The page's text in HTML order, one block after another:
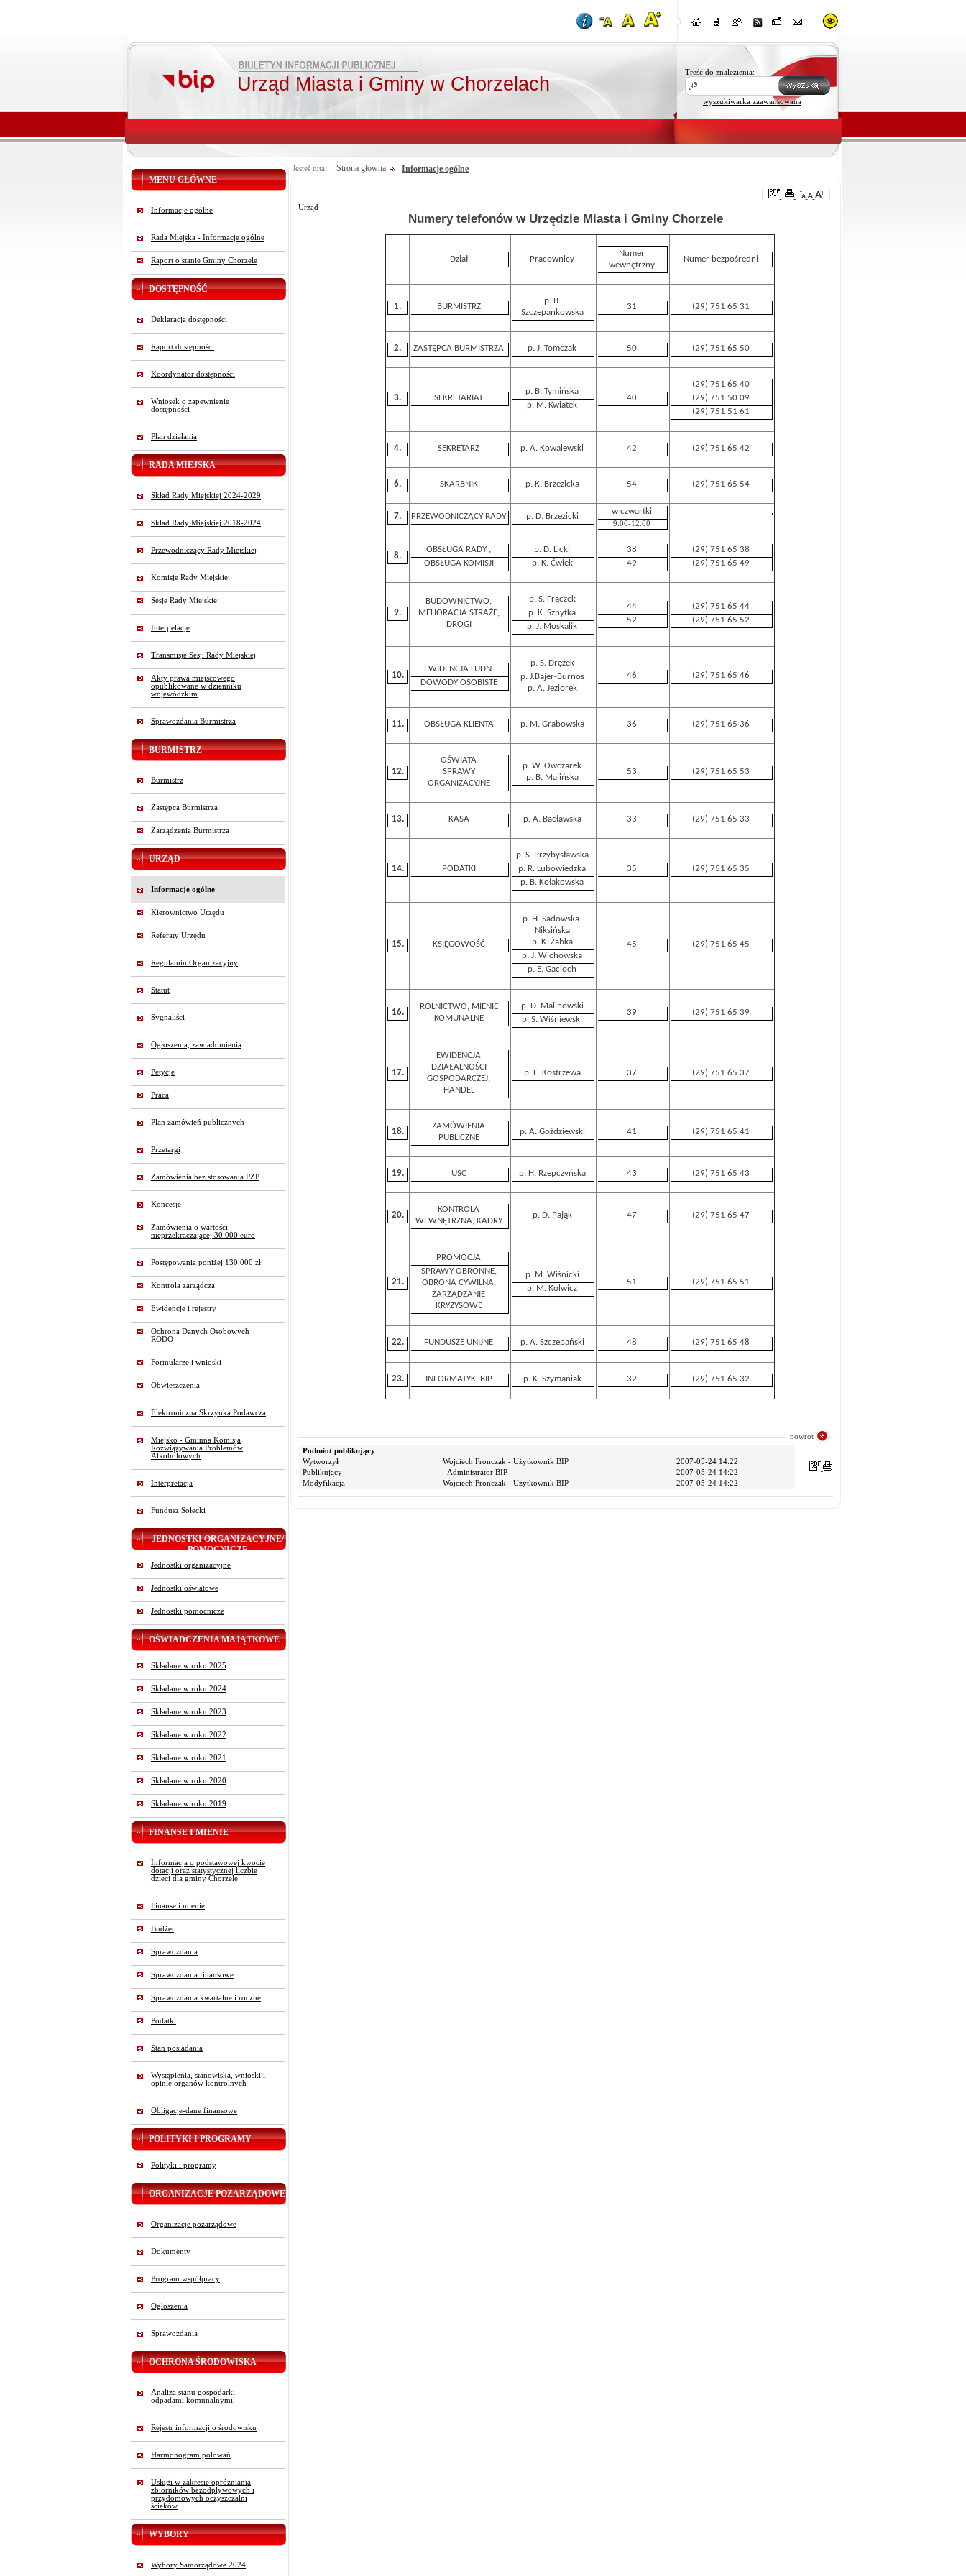
Urząd Miasta i Gminy w Chorzelach
Treść do znalezienia:
wyszukiwarka zaawansowana
MENU GŁÓWNE
Informacje ogólne
Rada Miejska - Informacje ogólne
Raport o stanie Gminy Chorzele
DOSTĘPNOŚĆ
Deklaracja dostępności
Raport dostępności
Koordynator dostępności
Wniosek o zapewnienie
dostępności
Plan działania
RADA MIEJSKA
Skład Rady Miejskiej 2024-2029
Skład Rady Miejskiej 2018-2024
Przewodniczący Rady Miejskiej
Komisje Rady Miejskiej
Sesje Rady Miejskiej
Interpelacje
Transmisje Sesji Rady Miejskiej
Akty prawa miejscowego
opublikowane w dzienniku
wojewódzkim
Sprawozdania Burmistrza
BURMISTRZ
Burmistrz
Zastępca Burmistrza
Zarządzenia Burmistrza
URZĄD
Informacje ogólne
Kierownictwo Urzędu
Referaty Urzędu
Regulamin Organizacyjny
Statut
Sygnaliści
Ogłoszenia, zawiadomienia
Petycje
Praca
Plan zamówień publicznych
Przetargi
Zamówienia bez stosowania PZP
Koncesje
Zamówienia o wartości
nieprzekraczającej 30.000 euro
Postępowania poniżej 130 000 zł
Kontrola zarządcza
Ewidencje i rejestry
Ochrona Danych Osobowych
RODO
Formularze i wnioski
Obwieszczenia
Elektroniczna Skrzynka Podawcza
Miejsko - Gminna Komisja
Rozwiązywania Problemów
Alkoholowych
Interpretacja
Fundusz Sołecki
JEDNOSTKI ORGANIZACYJNE/
POMOCNICZE
Jednostki organizacyjne
Jednostki oświatowe
Jednostki pomocnicze
OŚWIADCZENIA MAJĄTKOWE
Składane w roku 2025
Składane w roku 2024
Składane w roku 2023
Składane w roku 2022
Składane w roku 2021
Składane w roku 2020
Składane w roku 2019
FINANSE I MIENIE
Informacja o podstawowej kwocie
dotacji oraz statystycznej liczbie
dzieci dla gminy Chorzele
Finanse i mienie
Budżet
Sprawozdania
Sprawozdania finansowe
Sprawozdania kwartalne i roczne
Podatki
Stan posiadania
Wystąpienia, stanowiska, wnioski i
opinie organów kontrolnych
Obligacje-dane finansowe
POLITYKI I PROGRAMY
Polityki i programy
ORGANIZACJE POZARZĄDOWE
Organizacje pozarządowe
Dokumenty
Program współpracy
Ogłoszenia
Sprawozdania
OCHRONA ŚRODOWISKA
Analiza stanu gospodarki
odpadami komunalnymi
Rejestr informacji o środowisku
Harmonogram polowań
Usługi w zakresie opróżniania
zbiorników bezodpływowych i
przydomowych oczyszczalni
ścieków
WYBORY
Wybory Samorządowe 2024
Jesteś tutaj: Strona główna Informacje ogólne
Urząd
Numery telefonów w Urzędzie Miasta i Gminy Chorzele
Dział Pracownicy
Numer
wewnętrzny
Numer bezpośredni
1. BURMISTRZ
p. B.
Szczepankowska
31 (29) 751 65 31
2. ZASTĘPCA BURMISTRZA p. J. Tomczak 50 (29) 751 65 50
3. SEKRETARIAT
p. B. Tymińska
p. M. Kwiatek
40
(29) 751 65 40
(29) 751 50 09
(29) 751 51 61
4. SEKRETARZ p. A. Kowalewski 42 (29) 751 65 42
6. SKARBNIK p. K. Brzezicka 54 (29) 751 65 54
7. PRZEWODNICZĄCY RADY p. D. Brzezicki
w czwartki
9.00-12.00
8.
OBSŁUGA RADY ,
OBSŁUGA KOMISJI
p. D. Licki
p. K. Ćwiek
38
49
(29) 751 65 38
(29) 751 65 49
9.
BUDOWNICTWO,
MELIORACJA STRAŻE,
DROGI
p. S. Frączek
p. K. Sznytka
p. J. Moskalik
44
52
(29) 751 65 44
(29) 751 65 52
10.
EWIDENCJA LUDN.
DOWODY OSOBISTE
p. S. Drężek
p. J.Bajer-Burnos
p. A. Jeziorek
46 (29) 751 65 46
11. OBSŁUGA KLIENTA p. M. Grabowska 36 (29) 751 65 36
12.
OŚWIATA
SPRAWY
ORGANIZACYJNE
p. W. Owczarek
p. B. Malińska
53 (29) 751 65 53
13. KASA p. A. Bacławska 33 (29) 751 65 33
14. PODATKI
p. S. Przybysławska
p. R. Lubowiedzka
p. B. Kołakowska
35 (29) 751 65 35
15. KSIĘGOWOŚĆ
p. H. Sadowska-
Niksińska
p. K. Żabka
p. J. Wichowska
p. E. Gacioch
45 (29) 751 65 45
16.
ROLNICTWO, MIENIE
KOMUNALNE
p. D. Malinowski
p. S. Wiśniewski
39 (29) 751 65 39
17.
EWIDENCJA
DZIAŁALNOŚCI
GOSPODARCZEJ,
HANDEL
p. E. Kostrzewa 37 (29) 751 65 37
18.
ZAMÓWIENIA
PUBLICZNE
p. A. Goździewski 41 (29) 751 65 41
19. USC p. H. Rzepczyńska 43 (29) 751 65 43
20.
KONTROLA
WEWNĘTRZNA, KADRY
p. D. Pająk 47 (29) 751 65 47
21.
PROMOCJA
SPRAWY OBRONNE,
OBRONA CYWILNA,
ZARZĄDZANIE
KRYZYSOWE
p. M. Wiśnicki
p. M. Kolwicz
51 (29) 751 65 51
22. FUNDUSZE UNIJNE p. A. Szczepański 48 (29) 751 65 48
23. INFORMATYK, BIP p. K. Szymaniak 32 (29) 751 65 32
powrot
Podmiot publikujący
Wytworzył
Wojciech Fronczak - Użytkownik BIP
2007-05-24 14:22
Publikujący
- Administrator BIP
2007-05-24 14:22
Modyfikacja
Wojciech Fronczak - Użytkownik BIP 2007-05-24 14:22